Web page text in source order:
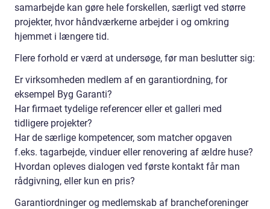
samarbejde kan gøre hele forskellen, særligt ved større
projekter, hvor håndværkerne arbejder i og omkring
hjemmet i længere tid.
Flere forhold er værd at undersøge, før man beslutter sig:
Er virksomheden medlem af en garantiordning, for
eksempel Byg Garanti?
Har firmaet tydelige referencer eller et galleri med
tidligere projekter?
Har de særlige kompetencer, som matcher opgaven
f.eks. tagarbejde, vinduer eller renovering af ældre huse?
Hvordan opleves dialogen ved første kontakt får man
rådgivning, eller kun en pris?
Garantiordninger og medlemskab af brancheforeninger